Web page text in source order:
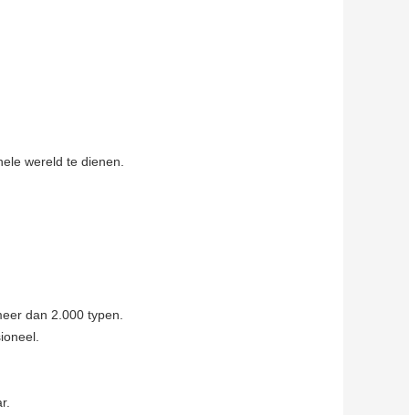
wereld te dienen.
dan 2.000 typen.